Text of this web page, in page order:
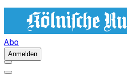
Abo
Anmelden